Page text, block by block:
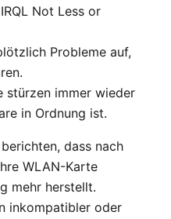
Not Less or
Probleme auf,
stürzen immer wieder
in Ordnung ist.
dass nach
WLAN-Karte
mehr herstellt.
inkompatibler oder